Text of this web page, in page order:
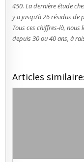
450. La dernière étude
y a jusqu’à 26 résidus
Tous ces chiffres-là,
depuis 30 ou 40 ans, à
Articles